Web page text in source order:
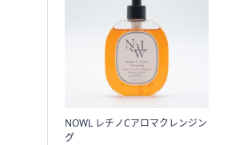
NOWL レチノCアロマクレンジン
グ